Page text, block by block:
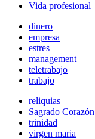
Vida profesional
dinero
empresa
estres
management
teletrabajo
trabajo
reliquias
Sagrado Corazón
trinidad
virgen maria